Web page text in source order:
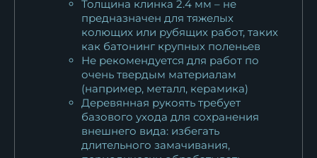
Толщина клинка 2.4 мм – не
предназначен для тяжелых
колющих или рубящих работ, таких
как батонинг крупных поленьев
Не рекомендуется для работ по
очень твердым материалам
(например, металл, керамика)
Деревянная рукоять требует
базового ухода для сохранения
внешнего вида: избегать
длительного замачивания,